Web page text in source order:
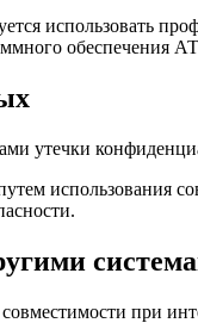
использовать
обеспечения
утечки
использования
при